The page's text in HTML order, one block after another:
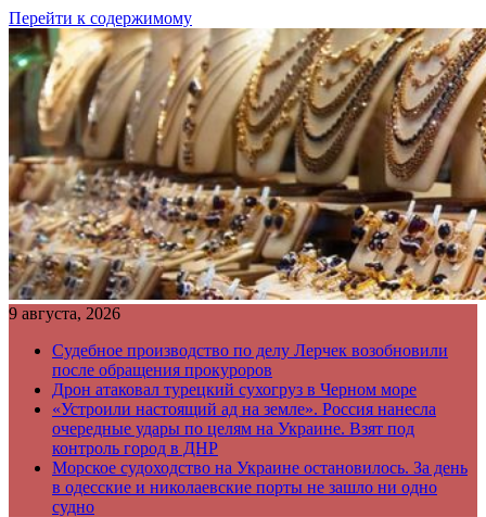
Перейти к содержимому
9 августа, 2026
Судебное производство по делу Лерчек возобновили
после обращения прокуроров
Дрон атаковал турецкий сухогруз в Черном море
«Устроили настоящий ад на земле». Россия нанесла
очередные удары по целям на Украине. Взят под
контроль город в ДНР
Морское судоходство на Украине остановилось. За день
в одесские и николаевские порты не зашло ни одно
судно